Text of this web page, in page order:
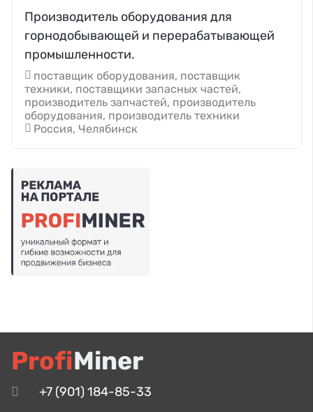
Производитель оборудования для
горнодобывающей и перерабатывающей
промышленности.
поставщик оборудования, поставщик
техники, поставщики запасных частей,
производитель запчастей, производитель
оборудования, производитель техники
Россия, Челябинск
ProfiMiner
+7 (901) 184-85-33